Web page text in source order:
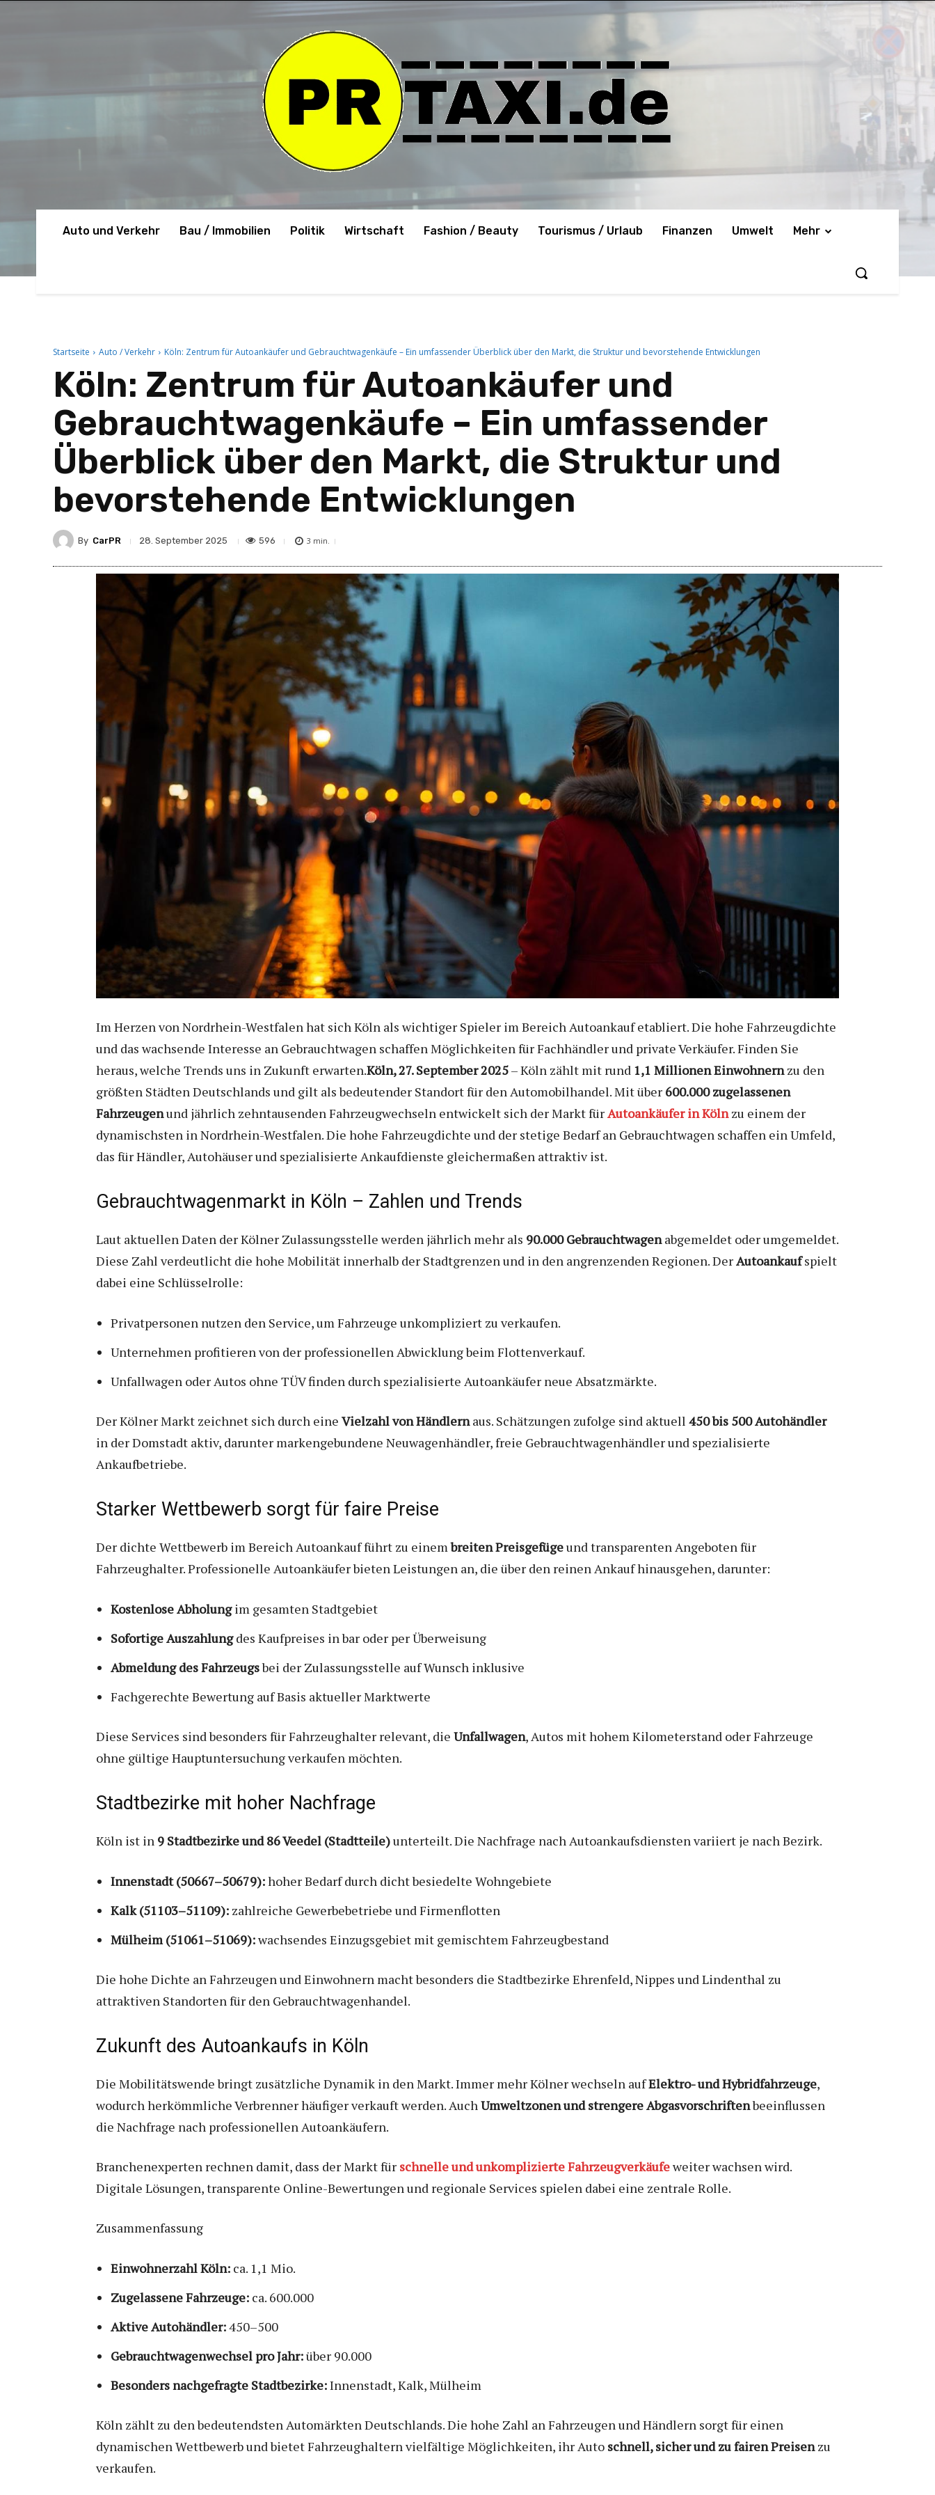
Auto und Verkehr Bau / Immobilien Politik Wirtschaft Fashion / Beauty Tourismus / Urlaub Finanzen Umwelt Mehr
Startseite Auto / Verkehr Köln: Zentrum für Autoankäufer und Gebrauchtwagenkäufe – Ein umfassender Überblick über den Markt, die Struktur und bevorstehende Entwicklungen
Köln: Zentrum für Autoankäufer und
Gebrauchtwagenkäufe – Ein umfassender
Überblick über den Markt, die Struktur und
bevorstehende Entwicklungen
By CarPR 28. September 2025 596 3 min.
Im Herzen von Nordrhein-Westfalen hat sich Köln als wichtiger Spieler im Bereich Autoankauf etabliert. Die hohe Fahrzeugdichte
und das wachsende Interesse an Gebrauchtwagen schaffen Möglichkeiten für Fachhändler und private Verkäufer. Finden Sie
heraus, welche Trends uns in Zukunft erwarten.Köln, 27. September 2025– Köln zählt mit rund 1,1 Millionen Einwohnernzu den
größten Städten Deutschlands und gilt als bedeutender Standort für den Automobilhandel. Mit über 600.000 zugelassenen
Fahrzeugenund jährlich zehntausenden Fahrzeugwechseln entwickelt sich der Markt fürAutoankäufer in Kölnzu einem der
dynamischsten in Nordrhein-Westfalen. Die hohe Fahrzeugdichte und der stetige Bedarf an Gebrauchtwagen schaffen ein Umfeld,
das für Händler, Autohäuser und spezialisierte Ankaufdienste gleichermaßen attraktiv ist.
Gebrauchtwagenmarkt in Köln – Zahlen und Trends
Laut aktuellen Daten der Kölner Zulassungsstelle werden jährlich mehr als 90.000 Gebrauchtwagenabgemeldet oder umgemeldet.
Diese Zahl verdeutlicht die hohe Mobilität innerhalb der Stadtgrenzen und in den angrenzenden Regionen. DerAutoankaufspielt
dabei eine Schlüsselrolle:
Privatpersonen nutzen den Service, um Fahrzeuge unkompliziert zu verkaufen.
Unternehmen profitieren von der professionellen Abwicklung beim Flottenverkauf.
Unfallwagen oder Autos ohne TÜV finden durch spezialisierte Autoankäufer neue Absatzmärkte.
Der Kölner Markt zeichnet sich durch eine Vielzahl von Händlernaus. Schätzungen zufolge sind aktuell 450 bis 500 Autohändler
in der Domstadt aktiv, darunter markengebundene Neuwagenhändler, freie Gebrauchtwagenhändler und spezialisierte
Ankaufbetriebe.
Starker Wettbewerb sorgt für faire Preise
Der dichte Wettbewerb im Bereich Autoankauf führt zu einembreiten Preisgefügeund transparenten Angeboten für
Fahrzeughalter. Professionelle Autoankäufer bieten Leistungen an, die über den reinen Ankauf hinausgehen, darunter:
Kostenlose Abholungim gesamten Stadtgebiet
Sofortige Auszahlungdes Kaufpreises in bar oder per Überweisung
Abmeldung des Fahrzeugsbei der Zulassungsstelle auf Wunsch inklusive
Fachgerechte Bewertung auf Basis aktueller Marktwerte
Diese Services sind besonders für Fahrzeughalter relevant, die Unfallwagen, Autos mit hohem Kilometerstand oder Fahrzeuge
ohne gültige Hauptuntersuchung verkaufen möchten.
Stadtbezirke mit hoher Nachfrage
Köln ist in 9 Stadtbezirke und 86 Veedel (Stadtteile)unterteilt. Die Nachfrage nach Autoankaufsdiensten variiert je nach Bezirk.
Innenstadt (50667–50679):hoher Bedarf durch dicht besiedelte Wohngebiete
Kalk (51103–51109): zahlreiche Gewerbebetriebe und Firmenflotten
Mülheim (51061–51069):wachsendes Einzugsgebiet mit gemischtem Fahrzeugbestand
Die hohe Dichte an Fahrzeugen und Einwohnern macht besonders die Stadtbezirke Ehrenfeld, Nippes und Lindenthal zu
attraktiven Standorten für den Gebrauchtwagenhandel.
Zukunft des Autoankaufs in Köln
Die Mobilitätswende bringt zusätzliche Dynamik in den Markt. Immer mehr Kölner wechseln aufElektro- und Hybridfahrzeuge,
wodurch herkömmliche Verbrenner häufiger verkauft werden. AuchUmweltzonen und strengere Abgasvorschriftenbeeinflussen
die Nachfrage nach professionellen Autoankäufern.
Branchenexperten rechnen damit, dass der Markt für schnelle und unkomplizierte Fahrzeugverkäufeweiter wachsen wird.
Digitale Lösungen, transparente Online-Bewertungen und regionale Services spielen dabei eine zentrale Rolle.
Zusammenfassung
Einwohnerzahl Köln: ca. 1,1 Mio.
Zugelassene Fahrzeuge: ca. 600.000
Aktive Autohändler:450–500
Gebrauchtwagenwechsel pro Jahr:über 90.000
Besonders nachgefragte Stadtbezirke:Innenstadt, Kalk, Mülheim
Köln zählt zu den bedeutendsten Automärkten Deutschlands. Die hohe Zahl an Fahrzeugen und Händlern sorgt für einen
dynamischen Wettbewerb und bietet Fahrzeughaltern vielfältige Möglichkeiten, ihr Auto schnell, sicher und zu fairen Preisenzu
verkaufen.